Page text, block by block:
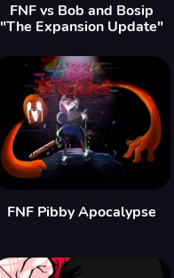
FNF vs Bob and Bosip
"The Expansion Update"
FNF Pibby Apocalypse